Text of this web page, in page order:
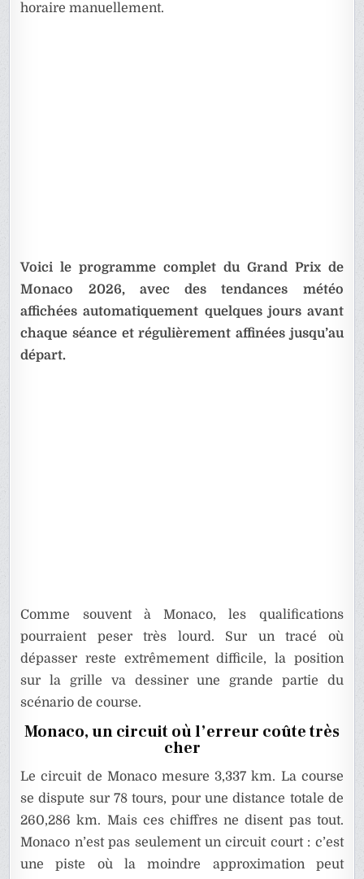
horaire manuellement.
Voici le programme complet du Grand Prix de
Monaco 2026, avec des tendances météo
affichées automatiquement quelques jours avant
chaque séance et régulièrement affinées jusqu’au
départ.
Comme souvent à Monaco, les qualifications
pourraient peser très lourd. Sur un tracé où
dépasser reste extrêmement difficile, la position
sur la grille va dessiner une grande partie du
scénario de course.
Monaco, un circuit où l’erreur coûte très
cher
Le circuit de Monaco mesure 3,337 km. La course
se dispute sur 78 tours, pour une distance totale de
260,286 km. Mais ces chiffres ne disent pas tout.
Monaco n’est pas seulement un circuit court : c’est
une piste où la moindre approximation peut